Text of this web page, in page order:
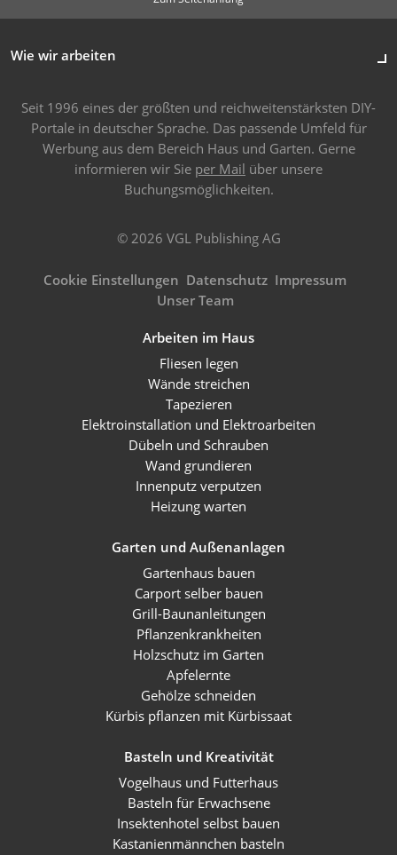
Wie wir arbeiten
Seit 1996 eines der größten und reichweitenstärksten DIY-
Portale in deutscher Sprache. Das passende Umfeld für
Werbung aus dem Bereich Haus und Garten. Gerne
informieren wir Sie per Mail über unsere
Buchungsmöglichkeiten.
© 2026 VGL Publishing AG
Cookie Einstellungen Datenschutz Impressum
Unser Team
Arbeiten im Haus
Fliesen legen
Wände streichen
Tapezieren
Elektroinstallation und Elektroarbeiten
Dübeln und Schrauben
Wand grundieren
Innenputz verputzen
Heizung warten
Garten und Außenanlagen
Gartenhaus bauen
Carport selber bauen
Grill-Baunanleitungen
Pflanzenkrankheiten
Holzschutz im Garten
Apfelernte
Gehölze schneiden
Kürbis pflanzen mit Kürbissaat
Basteln und Kreativität
Vogelhaus und Futterhaus
Basteln für Erwachsene
Insektenhotel selbst bauen
Kastanienmännchen basteln